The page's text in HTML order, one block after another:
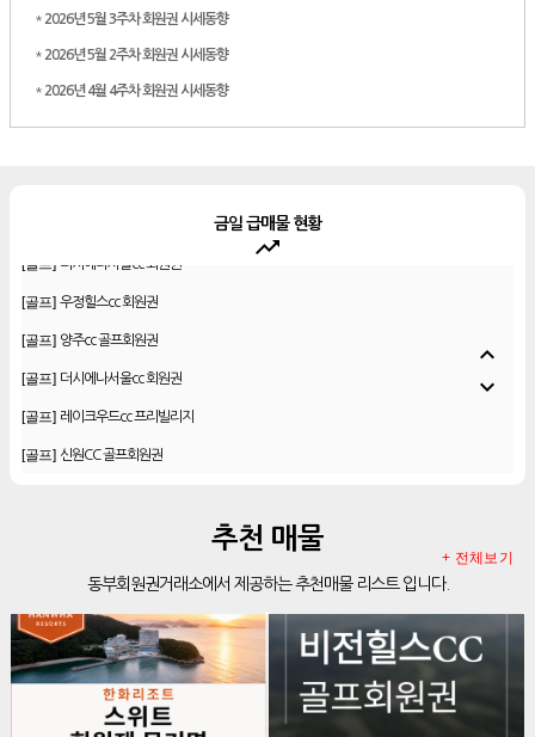
* 2026년 5월 3주차 회원권 시세동향
* 2026년 5월 2주차 회원권 시세동향
* 2026년 4월 4주차 회원권 시세동향
금일 급매물 현황
trending_up
아름다운cc 회원권
[리조트]안토리조트 130평 개인 무기명
[리조트]한화 안토 77평 등기 기명
한화 안토 67평 하프 등기 기명
expand_less
expand_more
추천 매물
동부회원권거래소에서 제공하는 추천매물 리스트 입니다.
+ 전체보기